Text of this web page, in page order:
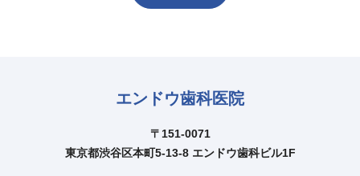
エンドウ歯科医院
〒151-0071
東京都渋谷区本町5-13-8 エンドウ歯科ビル1F